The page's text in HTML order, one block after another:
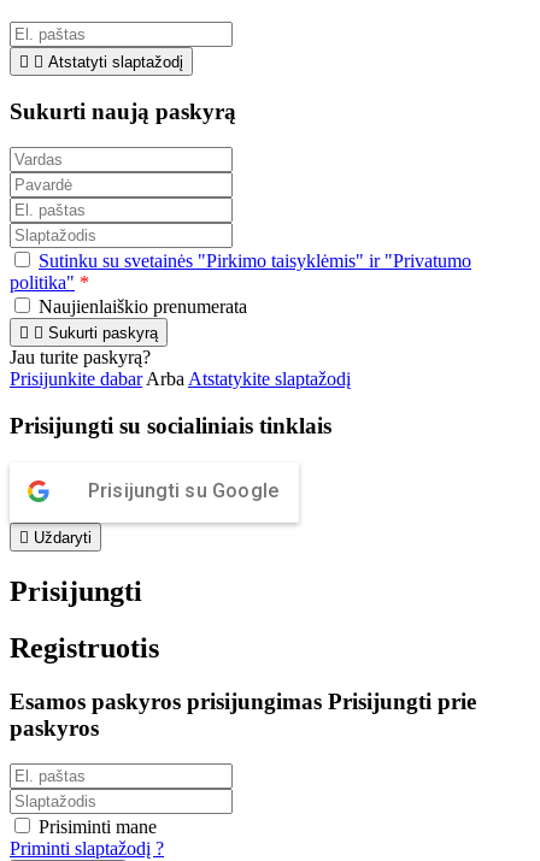
  Atstatyti slaptažodį
Sukurti naują paskyrą
Sutinku su svetainės "Pirkimo taisyklėmis" ir "Privatumo
politika" *
Naujienlaiškio prenumerata
  Sukurti paskyrą
Jau turite paskyrą?
Prisijunkite dabarArbaAtstatykite slaptažodį
Prisijungti su socialiniais tinklais
Prisijungti su Google
 Uždaryti
Prisijungti
Registruotis
Esamos paskyros prisijungimas Prisijungti prie
paskyros
Prisiminti mane
Priminti slaptažodį ?